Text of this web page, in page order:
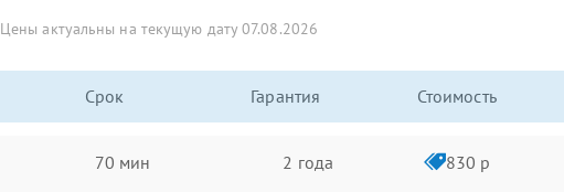
Цены актуальны на текущую дату 07.08.2026
Срок Гарантия Стоимость
70 мин 2 года 830 р